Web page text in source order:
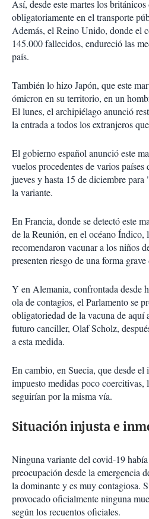
Así, desde este martes los
obligatoriamente en el transporte
Además, el Reino Unido, donde el
145.000 fallecidos, endureció las
país.
También lo hizo Japón, que este
ómicron en su territorio, en un
El lunes, el archipiélago anunció
la entrada a todos los extranjeros
El gobierno español anunció este
vuelos procedentes de varios
jueves y hasta 15 de diciembre
la variante.
En Francia, donde se detectó este
de la Reunión, en el océano Índico,
recomendaron vacunar a los niños
presenten riesgo de una forma
Y en Alemania, confrontada desde
ola de contagios, el Parlamento se
obligatoriedad de la vacuna de aquí
futuro canciller, Olaf Scholz,
a esta medida.
En cambio, en Suecia, que desde
impuesto medidas poco coercitivas,
seguirían por la misma vía.
Situación injusta e
Ninguna variante del covid-19
preocupación desde la emergencia
la dominante y es muy contagiosa.
provocado oficialmente ninguna
según los recuentos oficiales.